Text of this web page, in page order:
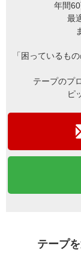
年間
最
「困っているも
テープのプ
ピ
テープ